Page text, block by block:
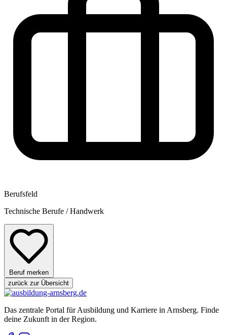
Berufsfeld
Technische Berufe / Handwerk
Beruf merken
zurück zur Übersicht
Das zentrale Portal für Ausbildung und Karriere in Arnsberg. Finde
deine Zukunft in der Region.